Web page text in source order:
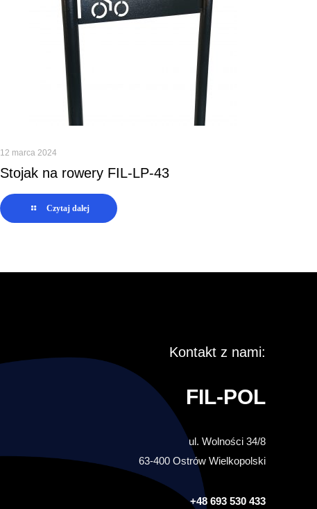
12 marca 2024
Stojak na rowery FIL-LP-43
Czytaj dalej
Kontakt z nami:
FIL-POL
ul. Wolności 34/8
63-400 Ostrów Wielkopolski
+48 693 530 433